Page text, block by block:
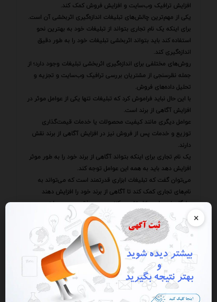
×
افزایش ترافیک وب‌سایت و افزایش فروش کمک کند.
یکی از مهم‌ترین چالش‌های تبلیغات اندازه‌گیری اثربخشی آن است.
برای اینکه یک نام تجاری بتواند از تبلیغات خود به بهترین نحو
استفاده کند باید بتواند اثربخشی تبلیغات خود را به طور دقیق
اندازه‌گیری کند.
روش‌های مختلفی برای اندازه‌گیری اثربخشی تبلیغات وجود دارد؛ از
جمله نظرسنجی از مشتریان بررسی ترافیک وب‌سایت و تجزیه و
تحلیل داده‌های فروش.
با این حال نباید فراموش کرد که تبلیغات تنها یکی از عوامل موثر در
افزایش آگاهی از برند است.
عوامل دیگری مانند کیفیت محصولات یا خدمات قیمت‌گذاری
توزیع و خدمات پس از فروش نیز در افزایش آگاهی از برند نقش
دارند.
یک نام تجاری برای اینکه بتواند آگاهی از برند خود را به طور موثر
افزایش دهد باید به همه این عوامل توجه کند.
می‌توان گفت که تبلیغات ابزاری قدرتمند است که می‌تواند به
نام‌های تجاری کمک کند تا آگاهی از برند خود را افزایش دهند
جایگاه خود را در بازار تثبیت کنند و به موفقیت دست یابند.
اما برای اینکه تبلیغات موثر باشند باید خلاقانه هدفمند متناسب با
مخاطبان هدف و مستمر باشند.
نام‌های تجاری باید با دقت برنامه‌ریزی کنند از رسانه‌های مناسب
استفاده کنند و اثربخشی تبلیغات خود را به طور دقیق اندازه‌گیری
کنند.
در این صورت تبلیغات می‌تواند به یک سرمایه‌گذاری ارزشمند برای
نام‌های تجاری تبدیل شود و آن‌ها را در مسیر رسیدن به اهدافشان
یاری کند.